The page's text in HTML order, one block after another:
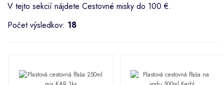
V tejto sekcií nájdete Cestovné misky do 100 €.
Počet výsledkov: 18